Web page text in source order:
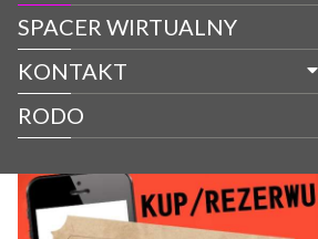
SPACER WIRTUALNY
KONTAKT
RODO